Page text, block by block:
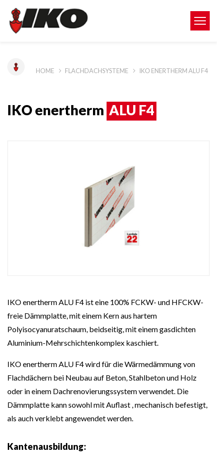
HOME FLACHDACHSYSTEME IKO ENERTHERM ALU F4
IKO enertherm ALU F4
IKO enertherm ALU F4 ist eine 100% FCKW- und HFCKW-
freie Dämmplatte, mit einem Kern aus hartem
Polyisocyanuratschaum, beidseitig, mit einem gasdichten
Aluminium-Mehrschichtenkomplex kaschiert.
IKO enertherm ALU F4 wird für die Wärmedämmung von
Flachdächern bei Neubau auf Beton, Stahlbeton und Holz
oder in einem Dachrenovierungssystem verwendet. Die
Dämmplatte kann sowohl mit Auflast , mechanisch befestigt,
als auch verklebt angewendet werden.
Kantenausbildung: